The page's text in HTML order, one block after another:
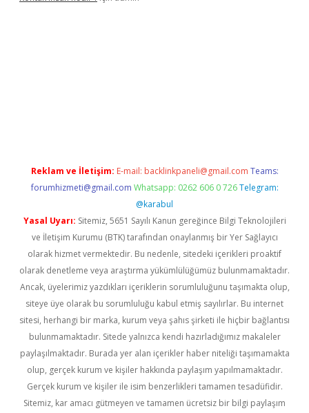
Reklam ve İletişim: E-mail: backlinkpaneli@gmail.com Teams:
forumhizmeti@gmail.com Whatsapp: 0262 606 0 726 Telegram:
@karabul
Yasal Uyarı: Sitemiz, 5651 Sayılı Kanun gereğince Bilgi Teknolojileri
ve İletişim Kurumu (BTK) tarafından onaylanmış bir Yer Sağlayıcı
olarak hizmet vermektedir. Bu nedenle, sitedeki içerikleri proaktif
olarak denetleme veya araştırma yükümlülüğümüz bulunmamaktadır.
Ancak, üyelerimiz yazdıkları içeriklerin sorumluluğunu taşımakta olup,
siteye üye olarak bu sorumluluğu kabul etmiş sayılırlar. Bu internet
sitesi, herhangi bir marka, kurum veya şahıs şirketi ile hiçbir bağlantısı
bulunmamaktadır. Sitede yalnızca kendi hazırladığımız makaleler
paylaşılmaktadır. Burada yer alan içerikler haber niteliği taşımamakta
olup, gerçek kurum ve kişiler hakkında paylaşım yapılmamaktadır.
Gerçek kurum ve kişiler ile isim benzerlikleri tamamen tesadüfidir.
Sitemiz, kar amacı gütmeyen ve tamamen ücretsiz bir bilgi paylaşım